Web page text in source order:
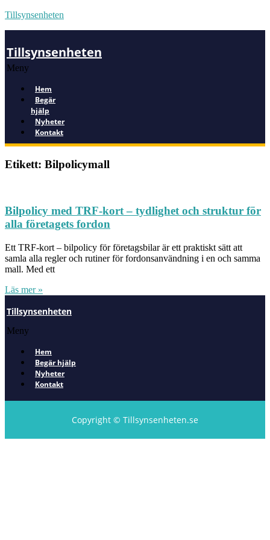
Tillsynsenheten
Tillsynsenheten
Meny
Hem
Begär
hjälp
Nyheter
Kontakt
Etikett: Bilpolicymall
Bilpolicy med TRF-kort – tydlighet och struktur för
alla företagets fordon
Ett TRF-kort – bilpolicy för företagsbilar är ett praktiskt sätt att
samla alla regler och rutiner för fordonsanvändning i en och samma
mall. Med ett
Läs mer »
Tillsynsenheten
Meny
Hem
Begär hjälp
Nyheter
Kontakt
Copyright © Tillsynsenheten.se